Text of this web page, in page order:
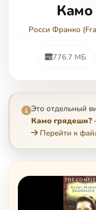
Камо
Росси Франко
776.7 МБ
Это отдельный
Камо грядеши?
Перейти к